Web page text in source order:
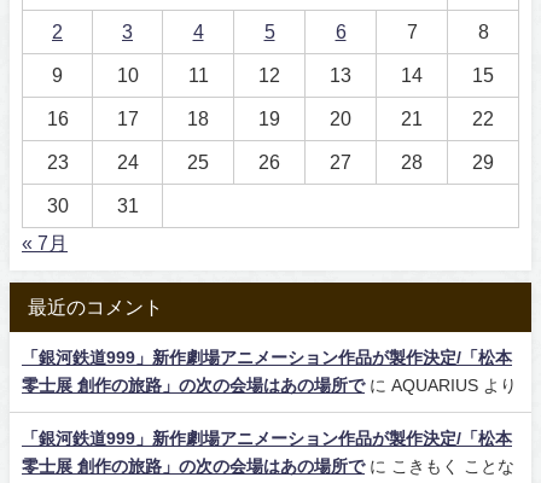
2 3 4 5 6 7 8
9 10 11 12 13 14 15
16 17 18 19 20 21 22
23 24 25 26 27 28 29
30
31
« 7月
最近のコメント
「銀河鉄道999」新作劇場アニメーション作品が製作決定/「松本
零士展 創作の旅路」の次の会場はあの場所でに AQUARIUS より
「銀河鉄道999」新作劇場アニメーション作品が製作決定/「松本
零士展 創作の旅路」の次の会場はあの場所でに
こきもく ことな